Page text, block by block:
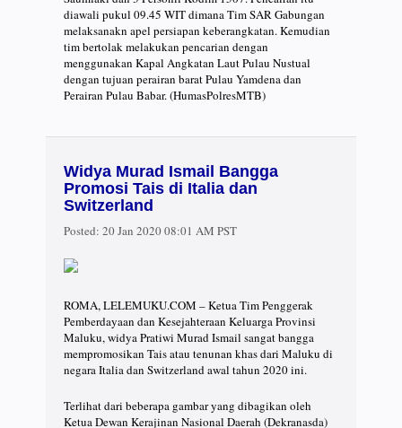
diawali pukul 09.45 WIT dimana Tim SAR Gabungan
melaksanakn apel persiapan keberangkatan. Kemudian
tim bertolak melakukan pencarian dengan
menggunakan Kapal Angkatan Laut Pulau Nustual
dengan tujuan perairan barat Pulau Yamdena dan
Perairan Pulau Babar. (HumasPolresMTB)
Widya Murad Ismail Bangga
Promosi Tais di Italia dan
Switzerland
Posted: 20 Jan 2020 08:01 AM PST
ROMA, LELEMUKU.COM – Ketua Tim Penggerak
Pemberdayaan dan Kesejahteraan Keluarga Provinsi
Maluku, widya Pratiwi Murad Ismail sangat bangga
mempromosikan Tais atau tenunan khas dari Maluku di
negara Italia dan Switzerland awal tahun 2020 ini.
Terlihat dari beberapa gambar yang dibagikan oleh
Ketua Dewan Kerajinan Nasional Daerah (Dekranasda)